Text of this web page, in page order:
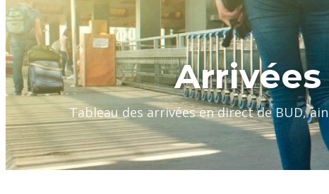
Tableau des arrivées en direct de BUD,